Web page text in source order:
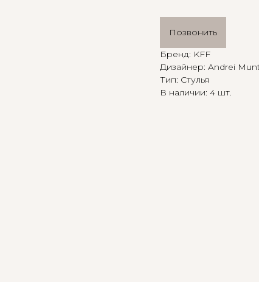
Позвонить
Бренд: KFF
Дизайнер: Andrei
Тип: Стулья
В наличии: 4 шт.